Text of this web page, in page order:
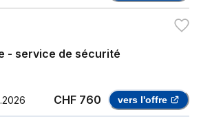
- service de sécurité
CHF 760 vers l'offre